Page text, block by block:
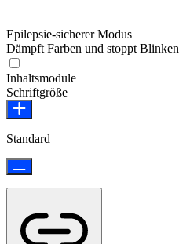
Epilepsie-sicherer Modus
Dämpft Farben und stoppt Blinken
Inhaltsmodule
Schriftgröße
Standard